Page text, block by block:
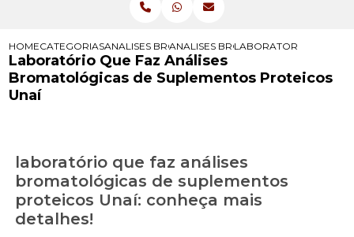
HOMECATEGORIASANALISES BROMATOLOGICAS
ANALISES BROMATOLOGICAS PARA
LABORATORIO QUE
Laboratório Que Faz Análises
Bromatológicas de Suplementos Proteicos
Unaí
laboratório que faz análises
bromatológicas de suplementos
proteicos Unaí: conheça mais
detalhes!